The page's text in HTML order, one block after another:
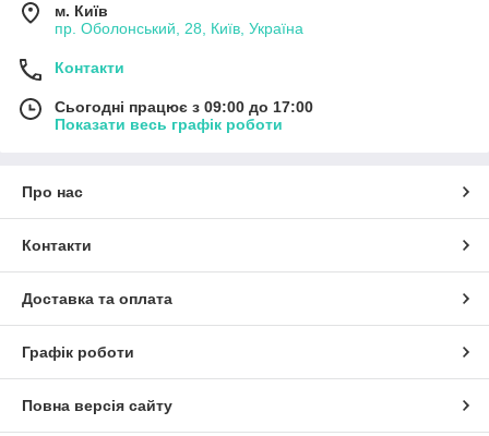
м. Київ
пр. Оболонський, 28, Київ, Україна
Контакти
Сьогодні працює з 09:00 до 17:00
Показати весь графік роботи
Про нас
Контакти
Доставка та оплата
Графік роботи
Повна версія сайту